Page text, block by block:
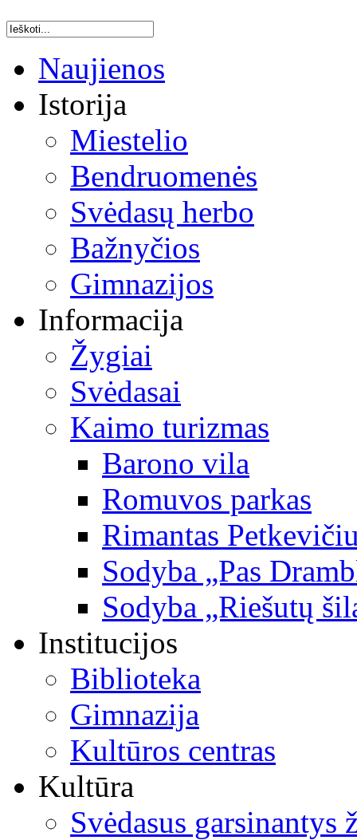
Naujienos
Istorija
Miestelio
Bendruomenės
Svėdasų herbo
Bažnyčios
Gimnazijos
Informacija
Žygiai
Svėdasai
Kaimo turizmas
Barono vila
Romuvos parkas
Rimantas
Sodyba „Pas
Sodyba „Riešutų
Institucijos
Biblioteka
Gimnazija
Kultūros centras
Kultūra
Svėdasus garsinantys